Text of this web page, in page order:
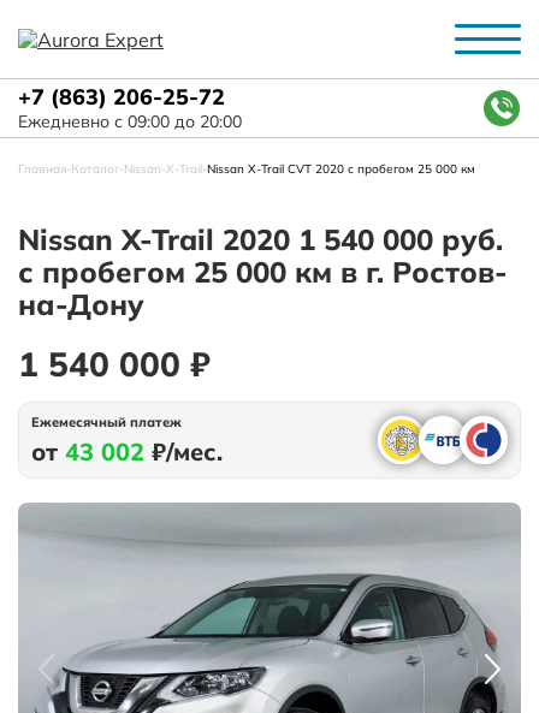
+7 (863) 206-25-72
Ежедневно с 09:00 до 20:00
Главная-Каталог-Nissan-X-Trail-Nissan X-Trail CVT 2020 с пробегом 25 000 км
Nissan X-Trail 2020 1 540 000 руб.
с пробегом 25 000 км в г. Ростов-
на-Дону
1 540 000 ₽
Ежемесячный платеж
от 43 002 ₽/мес.